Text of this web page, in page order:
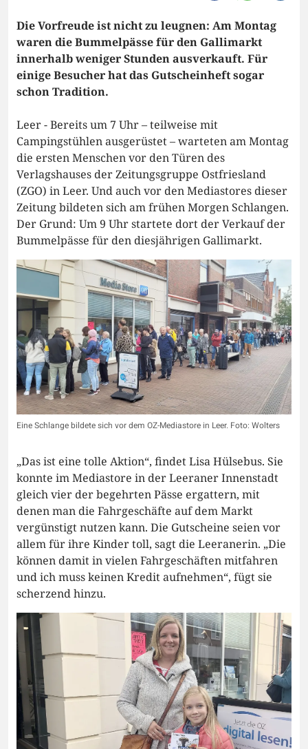
Die Vorfreude ist nicht zu leugnen: Am Montag
waren die Bummelpässe für den Gallimarkt
innerhalb weniger Stunden ausverkauft. Für
einige Besucher hat das Gutscheinheft sogar
schon Tradition.
Leer - Bereits um 7 Uhr – teilweise mit
Campingstühlen ausgerüstet – warteten am Montag
die ersten Menschen vor den Türen des
Verlagshauses der Zeitungsgruppe Ostfriesland
(ZGO) in Leer. Und auch vor den Mediastores dieser
Zeitung bildeten sich am frühen Morgen Schlangen.
Der Grund: Um 9 Uhr startete dort der Verkauf der
Bummelpässe für den diesjährigen Gallimarkt.
Eine Schlange bildete sich vor dem OZ-Mediastore in Leer. Foto: Wolters
„Das ist eine tolle Aktion“, findet Lisa Hülsebus. Sie
konnte im Mediastore in der Leeraner Innenstadt
gleich vier der begehrten Pässe ergattern, mit
denen man die Fahrgeschäfte auf dem Markt
vergünstigt nutzen kann. Die Gutscheine seien vor
allem für ihre Kinder toll, sagt die Leeranerin. „Die
können damit in vielen Fahrgeschäften mitfahren
und ich muss keinen Kredit aufnehmen“, fügt sie
scherzend hinzu.